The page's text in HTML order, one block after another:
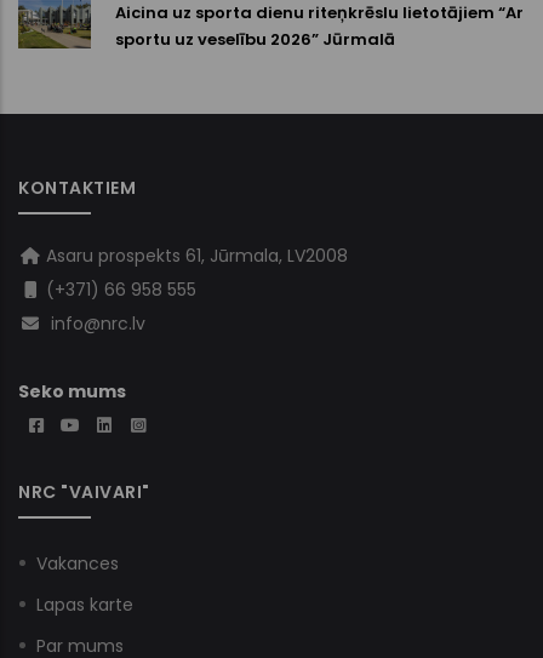
Aicina uz sporta dienu riteņkrēslu lietotājiem “Ar
sportu uz veselību 2026” Jūrmalā
KONTAKTIEM
Asaru prospekts 61, Jūrmala, LV2008
(+371) 66 958 555
info@nrc.lv
Seko mums
NRC "VAIVARI"
Vakances
Lapas karte
Par mums